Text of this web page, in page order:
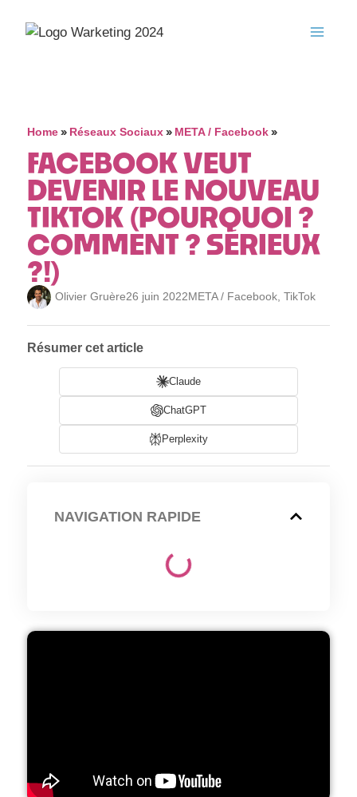
Home» Réseaux Sociaux» META / Facebook»
FACEBOOK VEUT
DEVENIR LE NOUVEAU
TIKTOK (POURQUOI ?
COMMENT ? SÉRIEUX
?!)
Olivier Gruère26 juin 2022META / Facebook, TikTok
Résumer cet article
Claude
ChatGPT
Perplexity
NAVIGATION RAPIDE